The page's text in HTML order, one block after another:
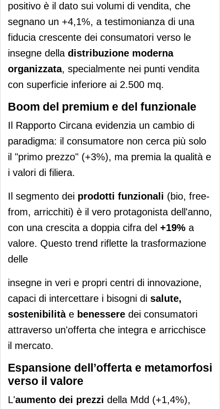
positivo è il dato sui volumi di vendita, che
segnano un +4,1%, a testimonianza di una
fiducia crescente dei consumatori verso le
insegne della distribuzione moderna
organizzata, specialmente nei punti vendita
con superficie inferiore ai 2.500 mq.
Boom del premium e del funzionale
Il Rapporto Circana evidenzia un cambio di
paradigma: il consumatore non cerca più solo
il "primo prezzo" (+3%), ma premia la qualità e
i valori di filiera.
Il segmento dei prodotti funzionali (bio, free-
from, arricchiti) è il vero protagonista dell'anno,
con una crescita a doppia cifra del +19% a
valore. Questo trend riflette la trasformazione
delle
insegne in veri e propri centri di innovazione,
capaci di intercettare i bisogni di salute,
sostenibilitàe benessere dei consumatori
attraverso un'offerta che integra e arricchisce
il mercato.
Espansione dell’offerta e metamorfosi
verso il valore
L'aumento dei prezzi della Mdd (+1,4%),